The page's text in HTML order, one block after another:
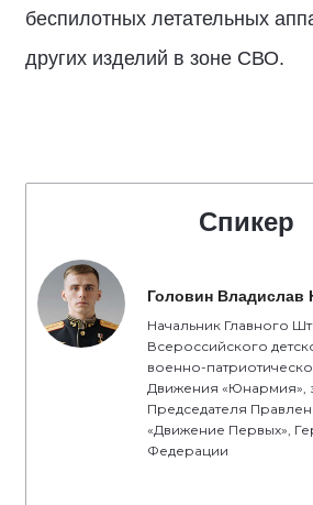
беспилотных летательных
других изделий в зоне СВО.
Спикер
Головин Владислав
Начальник Главного
Всероссийского
военно-
Движения «Юнармия»,
Председателя
«Движение Первых»,
Федерации